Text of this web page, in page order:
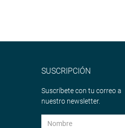
SUSCRIPCIÓN
Suscríbete con tu correo a
nuestro newsletter.